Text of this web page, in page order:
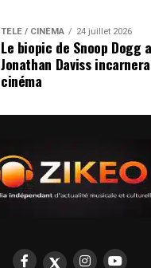
TÉLÉ / CINÉMA 24 juillet 2026
Le biopic de Snoop Dogg
Jonathan Daviss
cinéma